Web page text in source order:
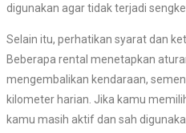
digunakan agar tidak terjadi
Selain itu, perhatikan syarat dan
Beberapa rental menetapkan
mengembalikan kendaraan,
kilometer harian. Jika kamu
kamu masih aktif dan sah